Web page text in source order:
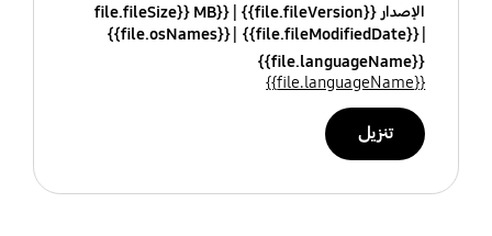
الإصدار {{file.fileVersion}}
{{file.fileSize}} MB
{{file.fileModifiedDate}}
{{file.osNames}}
{{file.languageName}}
{{file.languageName}}
تنزيل